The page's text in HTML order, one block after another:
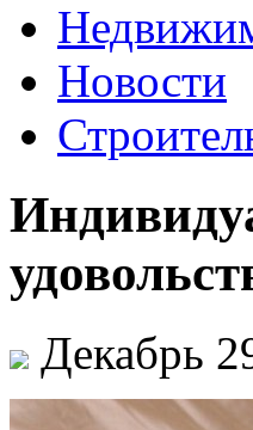
Новости
Декабрь